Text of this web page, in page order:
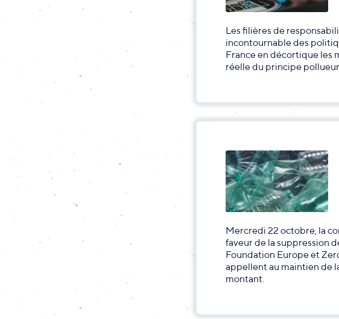
Les filières de
incontournable des
France en décortique les
réelle du principe
Mercredi 22 octobre, la
faveur de la suppression
Foundation Europe et
appellent au maintien de
montant.